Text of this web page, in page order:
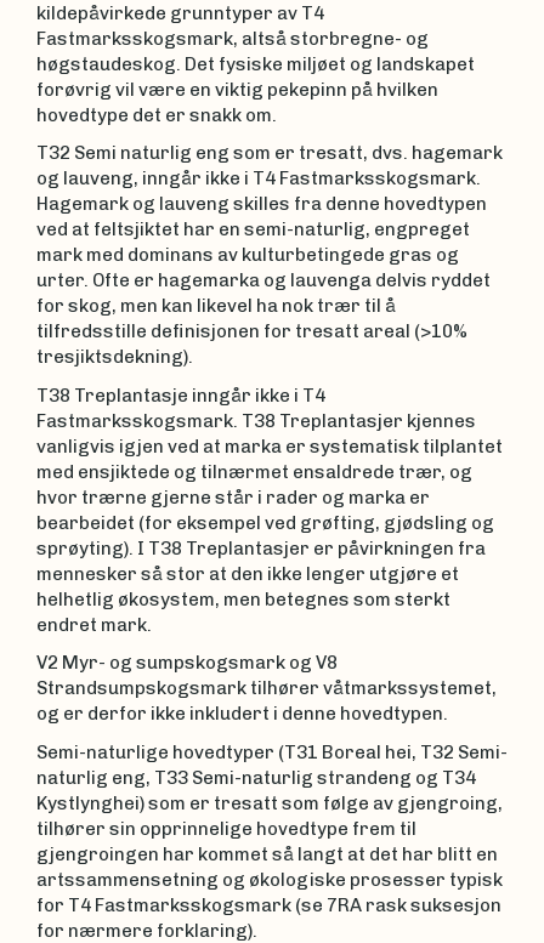
kildepåvirkede grunntyper av T4
Fastmarksskogsmark, altså storbregne- og
høgstaudeskog. Det fysiske miljøet og landskapet
forøvrig vil være en viktig pekepinn på hvilken
hovedtype det er snakk om.
T32 Semi naturlig eng som er tresatt, dvs. hagemark
og lauveng, inngår ikke i T4 Fastmarksskogsmark.
Hagemark og lauveng skilles fra denne hovedtypen
ved at feltsjiktet har en semi-naturlig, engpreget
mark med dominans av kulturbetingede gras og
urter. Ofte er hagemarka og lauvenga delvis ryddet
for skog, men kan likevel ha nok trær til å
tilfredsstille definisjonen for tresatt areal (>10%
tresjiktsdekning).
T38 Treplantasje inngår ikke i T4
Fastmarksskogsmark. T38 Treplantasjer kjennes
vanligvis igjen ved at marka er systematisk tilplantet
med ensjiktede og tilnærmet ensaldrede trær, og
hvor trærne gjerne står i rader og marka er
bearbeidet (for eksempel ved grøfting, gjødsling og
sprøyting). I T38 Treplantasjer er påvirkningen fra
mennesker så stor at den ikke lenger utgjøre et
helhetlig økosystem, men betegnes som sterkt
endret mark.
V2 Myr- og sumpskogsmark og V8
Strandsumpskogsmark tilhører våtmarkssystemet,
og er derfor ikke inkludert i denne hovedtypen.
Semi-naturlige hovedtyper (T31 Boreal hei, T32 Semi-
naturlig eng, T33 Semi-naturlig strandeng og T34
Kystlynghei) som er tresatt som følge av gjengroing,
tilhører sin opprinnelige hovedtype frem til
gjengroingen har kommet så langt at det har blitt en
artssammensetning og økologiske prosesser typisk
for T4 Fastmarksskogsmark (se 7RA rask suksesjon
for nærmere forklaring).